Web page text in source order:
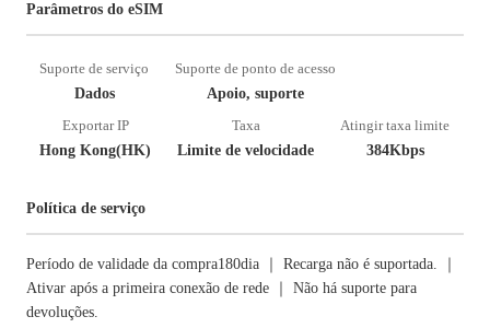
Parâmetros do eSIM
Suporte de serviço
Dados
Suporte de ponto de acesso
Apoio, suporte
Exportar IP
Hong Kong(HK)
Taxa
Limite de velocidade
Atingir taxa limite
384Kbps
Política de serviço
Período de validade da compra180dia ｜ Recarga não é suportada. ｜
Ativar após a primeira conexão de rede ｜ Não há suporte para
devoluções.